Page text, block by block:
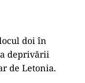
doi în
deprivării
de Letonia.